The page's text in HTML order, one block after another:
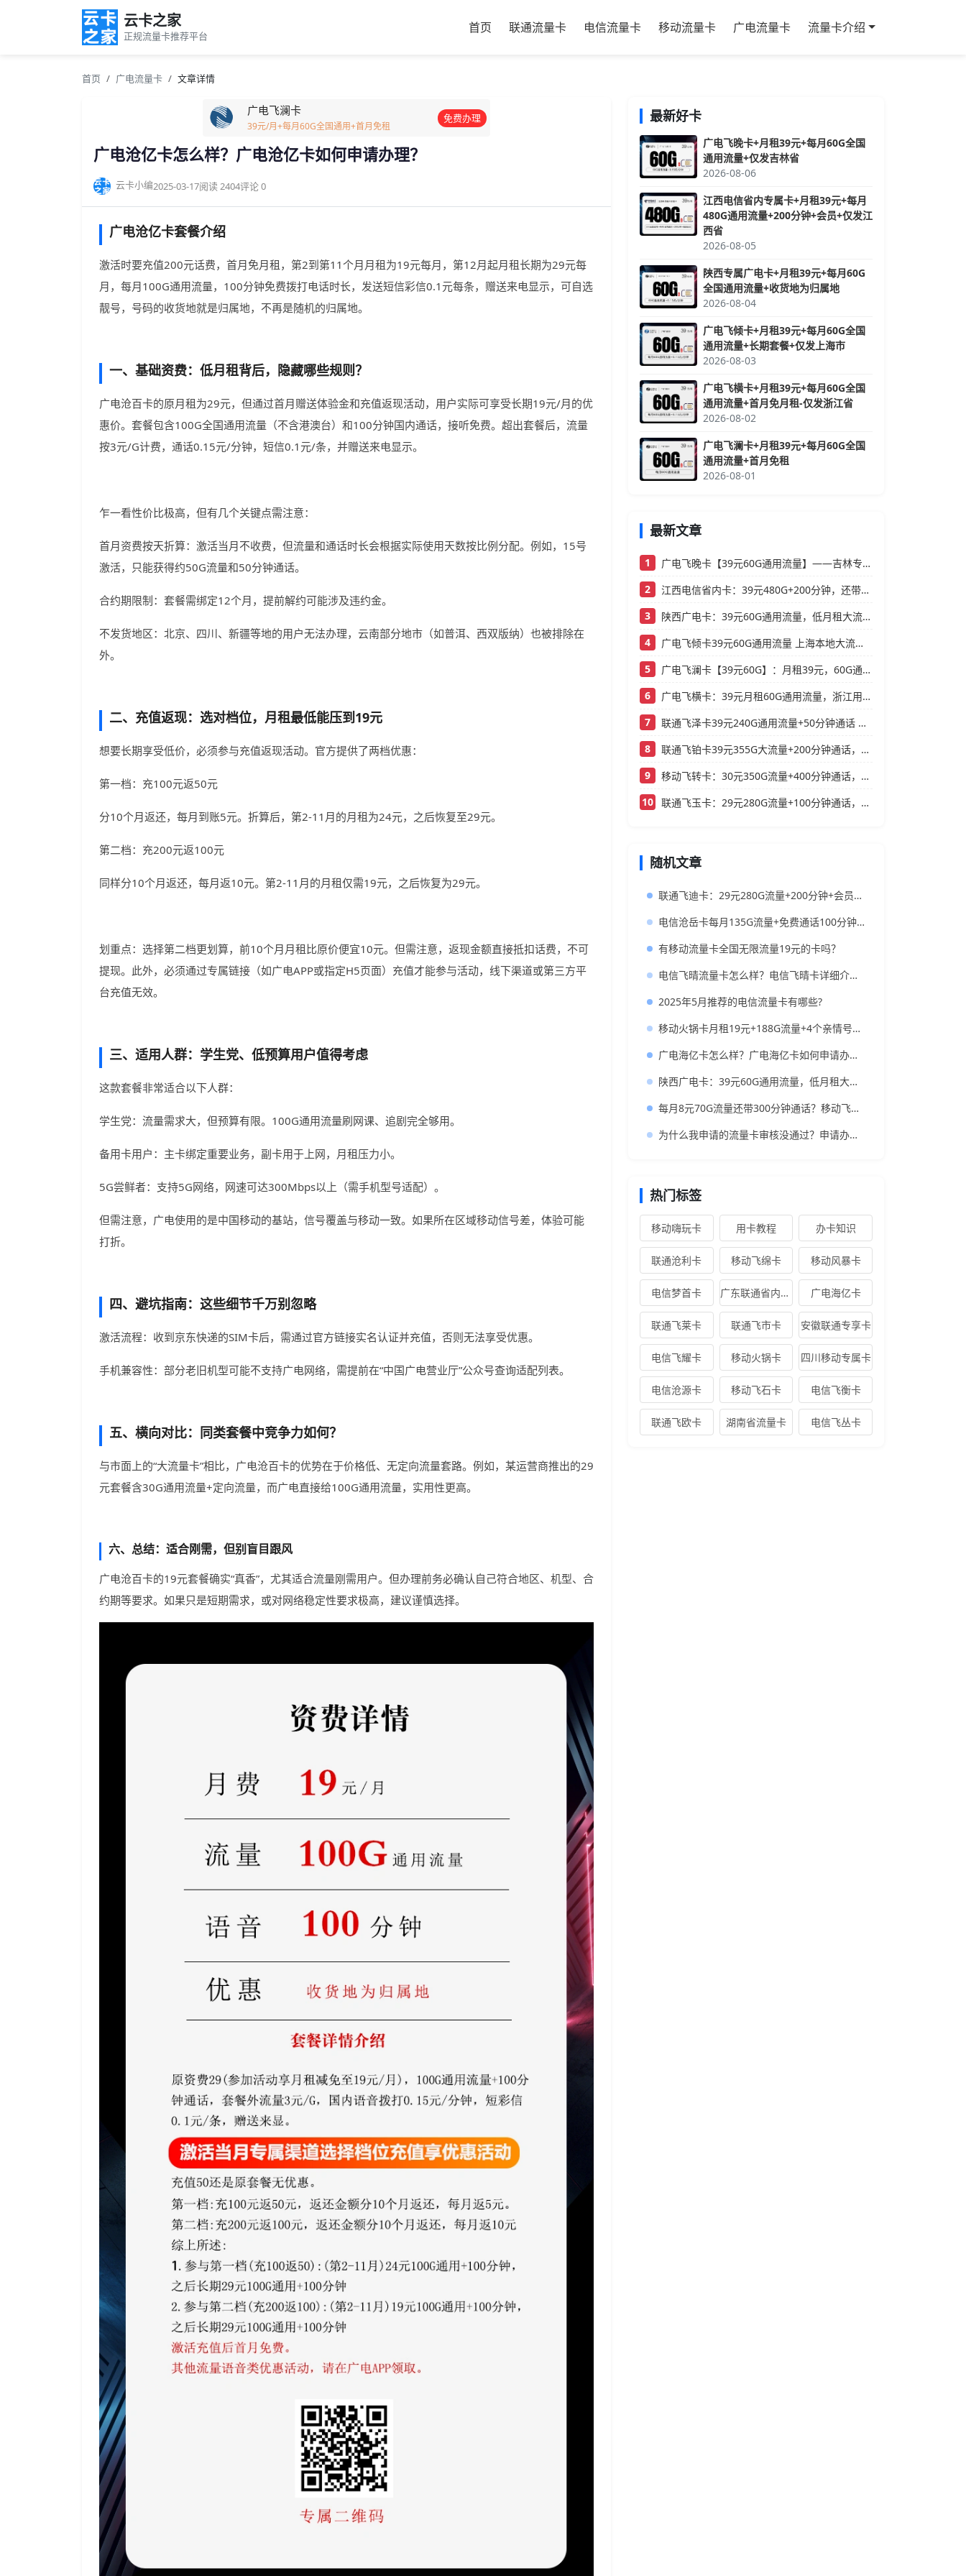
云卡之家
正规流量卡推荐平台
首页 联通流量卡 电信流量卡 移动流量卡 广电流量卡 流量卡介绍
首页 广电流量卡 文章详情
广电飞澜卡
39元/月+每月60G全国通用+首月免租
免费办理
广电沧亿卡怎么样？广电沧亿卡如何申请办理？
云卡小编2025-03-17阅读 2404评论 0
广电沧亿卡套餐介绍
激活时要充值200元话费，首月免月租，第2到第11个月月租为19元每月，第12月起月租长期为29元每
月，每月100G通用流量，100分钟免费拨打电话时长，发送短信彩信0.1元每条，赠送来电显示，可自选
靓号，号码的收货地就是归属地，不再是随机的归属地。
一、基础资费：低月租背后，隐藏哪些规则？
广电沧百卡的原月租为29元，但通过首月赠送体验金和充值返现活动，用户实际可享受长期19元/月的优
惠价。套餐包含100G全国通用流量（不含港澳台）和100分钟国内通话，接听免费。超出套餐后，流量
按3元/G计费，通话0.15元/分钟，短信0.1元/条，并赠送来电显示。
乍一看性价比极高，但有几个关键点需注意：
首月资费按天折算：激活当月不收费，但流量和通话时长会根据实际使用天数按比例分配。例如，15号
激活，只能获得约50G流量和50分钟通话。
合约期限制：套餐需绑定12个月，提前解约可能涉及违约金。
不发货地区：北京、四川、新疆等地的用户无法办理，云南部分地市（如普洱、西双版纳）也被排除在
外。
二、充值返现：选对档位，月租最低能压到19元
想要长期享受低价，必须参与充值返现活动。官方提供了两档优惠：
第一档：充100元返50元
分10个月返还，每月到账5元。折算后，第2-11月的月租为24元，之后恢复至29元。
第二档：充200元返100元
同样分10个月返还，每月返10元。第2-11月的月租仅需19元，之后恢复为29元。
划重点：选择第二档更划算，前10个月月租比原价便宜10元。但需注意，返现金额直接抵扣话费，不可
提现。此外，必须通过专属链接（如广电APP或指定H5页面）充值才能参与活动，线下渠道或第三方平
台充值无效。
三、适用人群：学生党、低预算用户值得考虑
这款套餐非常适合以下人群：
学生党：流量需求大，但预算有限。100G通用流量刷网课、追剧完全够用。
备用卡用户：主卡绑定重要业务，副卡用于上网，月租压力小。
5G尝鲜者：支持5G网络，网速可达300Mbps以上（需手机型号适配）。
但需注意，广电使用的是中国移动的基站，信号覆盖与移动一致。如果所在区域移动信号差，体验可能
打折。
四、避坑指南：这些细节千万别忽略
激活流程：收到京东快递的SIM卡后，需通过官方链接实名认证并充值，否则无法享受优惠。
手机兼容性：部分老旧机型可能不支持广电网络，需提前在“中国广电营业厅”公众号查询适配列表。
五、横向对比：同类套餐中竞争力如何？
与市面上的“大流量卡”相比，广电沧百卡的优势在于价格低、无定向流量套路。例如，某运营商推出的29
元套餐含30G通用流量+定向流量，而广电直接给100G通用流量，实用性更高。
六、总结：适合刚需，但别盲目跟风
广电沧百卡的19元套餐确实“真香”，尤其适合流量刚需用户。但办理前务必确认自己符合地区、机型、合
约期等要求。如果只是短期需求，或对网络稳定性要求极高，建议谨慎选择。
最新好卡
广电飞晚卡+月租39元+每月60G全国
通用流量+仅发吉林省
2026-08-06
江西电信省内专属卡+月租39元+每月
480G通用流量+200分钟+会员+仅发江
西省
2026-08-05
陕西专属广电卡+月租39元+每月60G
全国通用流量+收货地为归属地
2026-08-04
广电飞倾卡+月租39元+每月60G全国
通用流量+长期套餐+仅发上海市
2026-08-03
广电飞横卡+月租39元+每月60G全国
通用流量+首月免月租-仅发浙江省
2026-08-02
广电飞澜卡+月租39元+每月60G全国
通用流量+首月免租
2026-08-01
最新文章
1
广电飞晚卡【39元60G通用流量】——吉林专属，首月按天折算，流量充足不踩坑
2
江西电信省内卡：39元480G+200分钟，还带视频会员的大流量卡
3
陕西广电卡：39元60G通用流量，低月租大流量卡还支持结转
4
广电飞倾卡39元60G通用流量 上海本地大流量卡办理攻略
5
广电飞澜卡【39元60G】：月租39元，60G通用流量，首月免费真香！
6
广电飞横卡：39元月租60G通用流量，浙江用户专属的实用型套餐
7
联通飞泽卡39元240G通用流量+50分钟通话 大流量低月租办理指南
8
联通飞铂卡39元355G大流量+200分钟通话，还送一年会员
9
移动飞转卡：30元350G流量+400分钟通话，还送3个会员的低月租神卡
10
联通飞玉卡：29元280G流量+100分钟通话，首月0元用
随机文章
联通飞迪卡：29元280G流量+200分钟+会员，性价比超高的流量卡！
电信沧岳卡每月135G流量+免费通话100分钟+月租29元套餐长期有效
有移动流量卡全国无限流量19元的卡吗？
电信飞晴流量卡怎么样？电信飞晴卡详细介绍以及办理流程
2025年5月推荐的电信流量卡有哪些?
移动火锅卡月租19元+188G流量+4个亲情号免费通话+首月免租
广电海亿卡怎么样？广电海亿卡如何申请办理？
陕西广电卡：39元60G通用流量，低月租大流量卡还支持结转
每月8元70G流量还带300分钟通话？移动飞晴卡到底香不香？
为什么我申请的流量卡审核没通过？申请办理流量卡有哪些限制？
热门标签
移动嗨玩卡 用卡教程 办卡知识
联通沧利卡 移动飞绵卡 移动风暴卡
电信梦首卡 广东联通省内专属卡 广电海亿卡
联通飞莱卡 联通飞市卡 安徽联通专享卡
电信飞耀卡 移动火锅卡 四川移动专属卡
电信沧源卡 移动飞石卡 电信飞衡卡
联通飞欧卡 湖南省流量卡 电信飞丛卡